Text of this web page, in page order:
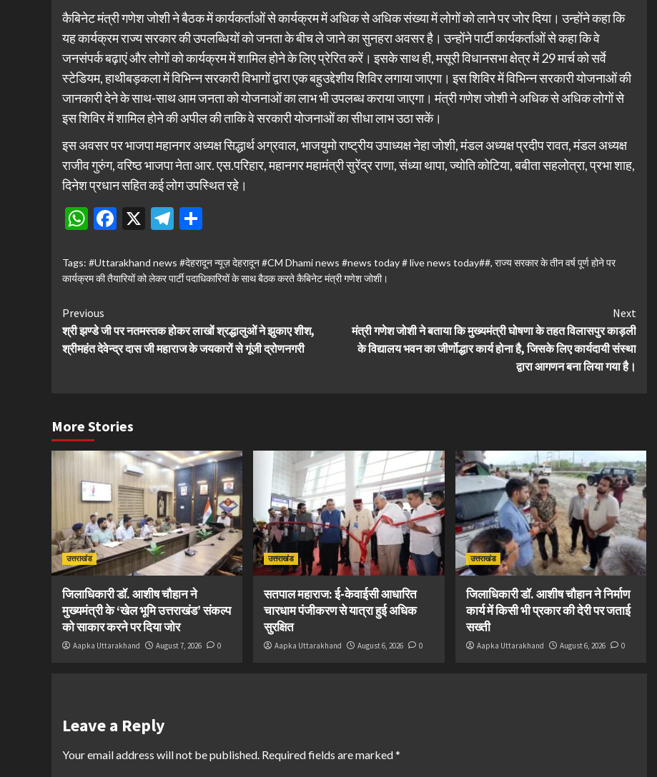
कैबिनेट मंत्री गणेश जोशी ने बैठक में कार्यकर्ताओं से कार्यक्रम में अधिक से अधिक संख्या में लोगों को लाने पर जोर दिया। उन्होंने कहा कि
यह कार्यक्रम राज्य सरकार की उपलब्धियों को जनता के बीच ले जाने का सुनहरा अवसर है। उन्होंने पार्टी कार्यकर्ताओं से कहा कि वे
जनसंपर्क बढ़ाएं और लोगों को कार्यक्रम में शामिल होने के लिए प्रेरित करें। इसके साथ ही, मसूरी विधानसभा क्षेत्र में 29 मार्च को सर्वे
स्टेडियम, हाथीबड़कला में विभिन्न सरकारी विभागों द्वारा एक बहुउद्देशीय शिविर लगाया जाएगा। इस शिविर में विभिन्न सरकारी योजनाओं की
जानकारी देने के साथ-साथ आम जनता को योजनाओं का लाभ भी उपलब्ध कराया जाएगा। मंत्री गणेश जोशी ने अधिक से अधिक लोगों से
इस शिविर में शामिल होने की अपील की ताकि वे सरकारी योजनाओं का सीधा लाभ उठा सकें।
इस अवसर पर भाजपा महानगर अध्यक्ष सिद्धार्थ अग्रवाल, भाजयुमो राष्ट्रीय उपाध्यक्ष नेहा जोशी, मंडल अध्यक्ष प्रदीप रावत, मंडल अध्यक्ष
राजीव गुरुंग, वरिष्ठ भाजपा नेता आर. एस.परिहार, महानगर महामंत्री सुरेंद्र राणा, संध्या थापा, ज्योति कोटिया, बबीता सहलोत्रा, प्रभा शाह,
दिनेश प्रधान सहित कई लोग उपस्थित रहे।
WhatsApp
Facebook
X Telegram
Tags: #Uttarakhand news #देहरादून न्यूज़ देहरादून #CM Dhami news #news today # live news today##, राज्य सरकार के तीन वर्ष पूर्ण होने पर
कार्यक्रम की तैयारियों को लेकर पार्टी पदाधिकारियों के साथ बैठक करते कैबिनेट मंत्री गणेश जोशी।
Continue
Reading
Previous
श्री झण्डे जी पर नतमस्तक होकर लाखों श्रद्धालुओं ने झुकाए शीश,
श्रीमहंत देवेन्द्र दास जी महाराज के जयकारों से गूंजी द्रोणनगरी
Next
मंत्री गणेश जोशी ने बताया कि मुख्यमंत्री घोषणा के तहत विलासपुर काड़ली
के विद्यालय भवन का जीर्णोद्धार कार्य होना है, जिसके लिए कार्यदायी संस्था
द्वारा आगणन बना लिया गया है।
More Stories
उत्तराखंड
जिलाधिकारी डॉ. आशीष चौहान ने
मुख्यमंत्री के ‘खेल भूमि उत्तराखंड’ संकल्प
को साकार करने पर दिया जोर
Aapka Uttarakhand August 7, 2026 0
उत्तराखंड
सतपाल महाराज: ई-केवाईसी आधारित
चारधाम पंजीकरण से यात्रा हुई अधिक
सुरक्षित
Aapka Uttarakhand August 6, 2026 0
उत्तराखंड
जिलाधिकारी डॉ. आशीष चौहान ने निर्माण
कार्य में किसी भी प्रकार की देरी पर जताई
सख्ती
Aapka Uttarakhand August 6, 2026 0
Leave a Reply
Your email address will not be published. Required fields are marked*